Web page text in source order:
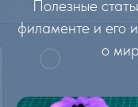
Полезные
филаменте и его
о